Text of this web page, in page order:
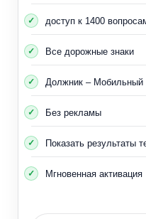
доступ к 1400
Все дорожные знаки
Должник – Мобильный
Без рекламы
Показать результаты
Мгновенная активация